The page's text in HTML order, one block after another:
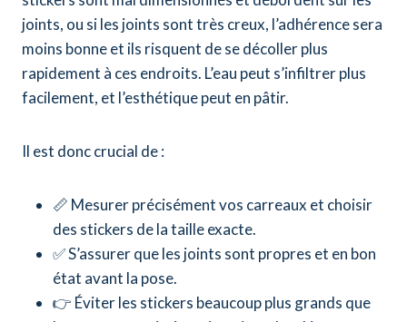
joints, ou si les joints sont très creux, l’adhérence sera
moins bonne et ils risquent de se décoller plus
rapidement à ces endroits. L’eau peut s’infiltrer plus
facilement, et l’esthétique peut en pâtir.
Il est donc crucial de :
📏 Mesurer précisément vos carreaux et choisir
des stickers de la taille exacte.
✅ S’assurer que les joints sont propres et en bon
état avant la pose.
👉 Éviter les stickers beaucoup plus grands que